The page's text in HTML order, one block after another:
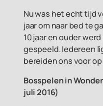
Nu was het echt tijd
jaar om naar bed te
10 jaar en ouder
gespeeld. Iedereen
bereiden ons voor
Bosspelen in
juli 2016)